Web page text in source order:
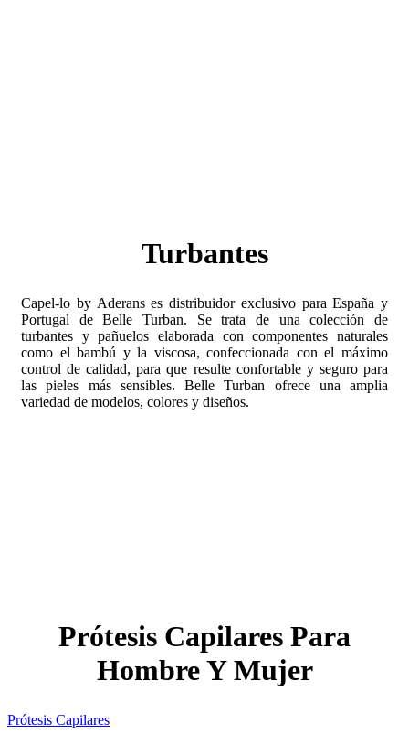
Turbantes
Capel-lo by Aderans es distribuidor exclusivo para España y
Portugal de Belle Turban. Se trata de una colección de
turbantes y pañuelos elaborada con componentes naturales
como el bambú y la viscosa, confeccionada con el máximo
control de calidad, para que resulte confortable y seguro para
las pieles más sensibles. Belle Turban ofrece una amplia
variedad de modelos, colores y diseños.
Prótesis Capilares Para
Hombre Y Mujer
Prótesis Capilares